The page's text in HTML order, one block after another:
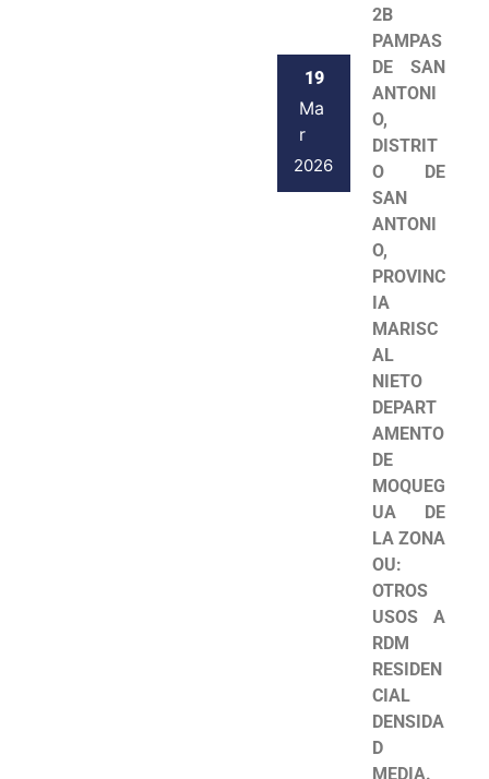
19
Ma
r
2026
2B
PAMPAS
DE SAN
ANTONI
O,
DISTRIT
O DE
SAN
ANTONI
O,
PROVINC
IA
MARISC
AL
NIETO
DEPART
AMENTO
DE
MOQUEG
UA DE
LA ZONA
OU:
OTROS
USOS A
RDM
RESIDEN
CIAL
DENSIDA
D
MEDIA.